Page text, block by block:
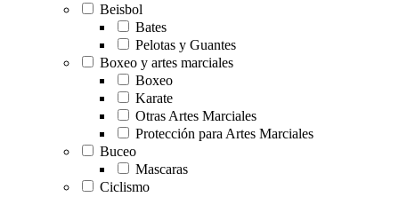
Beisbol
Bates
Pelotas y Guantes
Boxeo y artes marciales
Boxeo
Karate
Otras Artes Marciales
Protección para Artes Marciales
Buceo
Mascaras
Ciclismo